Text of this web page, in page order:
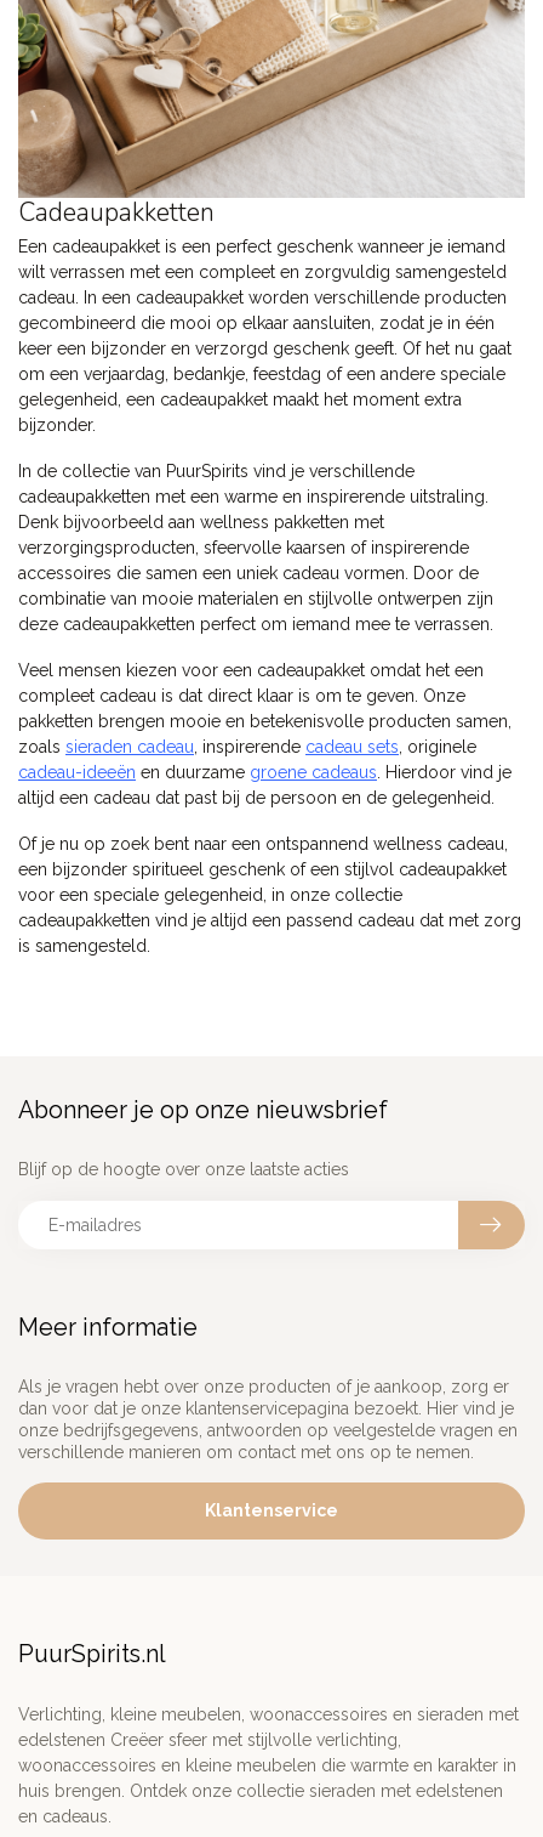
Cadeaupakketten
Een cadeaupakket is een perfect geschenk wanneer je iemand
wilt verrassen met een compleet en zorgvuldig samengesteld
cadeau. In een cadeaupakket worden verschillende producten
gecombineerd die mooi op elkaar aansluiten, zodat je in één
keer een bijzonder en verzorgd geschenk geeft. Of het nu gaat
om een verjaardag, bedankje, feestdag of een andere speciale
gelegenheid, een cadeaupakket maakt het moment extra
bijzonder.
In de collectie van PuurSpirits vind je verschillende
cadeaupakketten met een warme en inspirerende uitstraling.
Denk bijvoorbeeld aan wellness pakketten met
verzorgingsproducten, sfeervolle kaarsen of inspirerende
accessoires die samen een uniek cadeau vormen. Door de
combinatie van mooie materialen en stijlvolle ontwerpen zijn
deze cadeaupakketten perfect om iemand mee te verrassen.
Veel mensen kiezen voor een cadeaupakket omdat het een
compleet cadeau is dat direct klaar is om te geven. Onze
pakketten brengen mooie en betekenisvolle producten samen,
zoals sieraden cadeau , inspirerende cadeau sets , originele
cadeau-ideeën en duurzame groene cadeaus . Hierdoor vind je
altijd een cadeau dat past bij de persoon en de gelegenheid.
Of je nu op zoek bent naar een ontspannend wellness cadeau,
een bijzonder spiritueel geschenk of een stijlvol cadeaupakket
voor een speciale gelegenheid, in onze collectie
cadeaupakketten vind je altijd een passend cadeau dat met zorg
is samengesteld.
Meer informatie
Als je vragen hebt over onze producten of je aankoop, zorg er
dan voor dat je onze klantenservicepagina bezoekt. Hier vind je
onze bedrijfsgegevens, antwoorden op veelgestelde vragen en
verschillende manieren om contact met ons op te nemen.
Klantenservice
Abonneer je op onze nieuwsbrief
Blijf op de hoogte over onze laatste acties
PuurSpirits.nl
Verlichting, kleine meubelen, woonaccessoires en sieraden met
edelstenen Creëer sfeer met stijlvolle verlichting,
woonaccessoires en kleine meubelen die warmte en karakter in
huis brengen. Ontdek onze collectie sieraden met edelstenen
en cadeaus.